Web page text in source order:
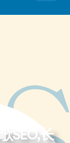
SEO,长